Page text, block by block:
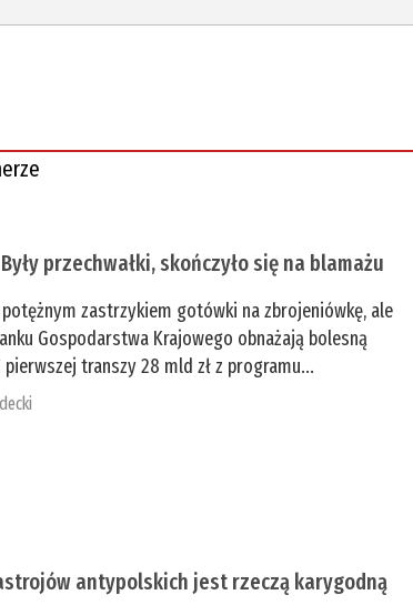
przechwałki, skończyło się na blamażu
potężnym zastrzykiem gotówki na zbrojeniówkę, ale
Gospodarstwa Krajowego obnażają bolesną
transzy 28 mld zł z programu...
antypolskich jest rzeczą karygodną